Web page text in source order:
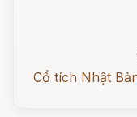
Cổ tích Nhật